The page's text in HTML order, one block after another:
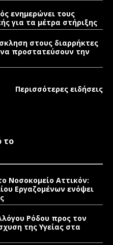
ενημερώνει τους
για τα μέτρα στήριξης
στους διαρρήκτες
προστατεύσουν την
Περισσότερες ειδήσεις
το
Νοσοκομείο Αττικόν:
Εργαζομένων ενόψει
Ρόδου προς τον
της Υγείας στα